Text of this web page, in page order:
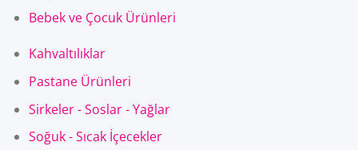
Bebek ve Çocuk Ürünleri
Kahvaltılıklar
Pastane Ürünleri
Sirkeler - Soslar - Yağlar
Soğuk - Sıcak İçecekler